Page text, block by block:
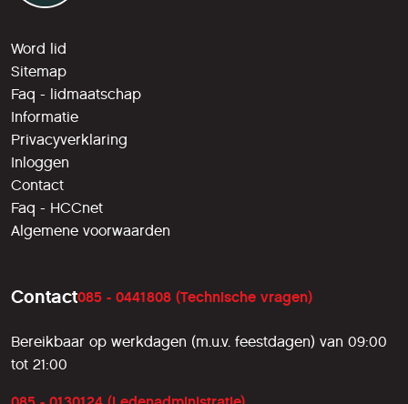
Word lid
Sitemap
Faq - lidmaatschap
Informatie
Privacyverklaring
Inloggen
Contact
Faq - HCCnet
Algemene voorwaarden
Contact085 - 0441808 (Technische vragen)
Bereikbaar op werkdagen (m.u.v. feestdagen) van 09:00
tot 21:00